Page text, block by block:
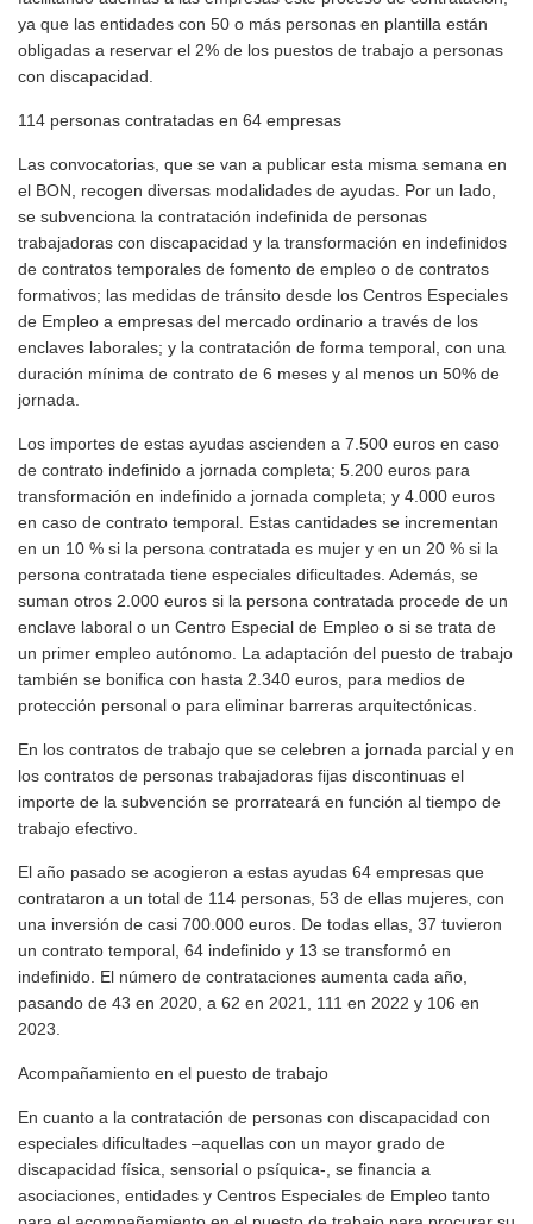
ya que las entidades con 50 o más personas en plantilla están
obligadas a reservar el 2% de los puestos de trabajo a personas
con discapacidad.
114 personas contratadas en 64 empresas
Las convocatorias, que se van a publicar esta misma semana en
el BON, recogen diversas modalidades de ayudas. Por un lado,
se subvenciona la contratación indefinida de personas
trabajadoras con discapacidad y la transformación en indefinidos
de contratos temporales de fomento de empleo o de contratos
formativos; las medidas de tránsito desde los Centros Especiales
de Empleo a empresas del mercado ordinario a través de los
enclaves laborales; y la contratación de forma temporal, con una
duración mínima de contrato de 6 meses y al menos un 50% de
jornada.
Los importes de estas ayudas ascienden a 7.500 euros en caso
de contrato indefinido a jornada completa; 5.200 euros para
transformación en indefinido a jornada completa; y 4.000 euros
en caso de contrato temporal. Estas cantidades se incrementan
en un 10 % si la persona contratada es mujer y en un 20 % si la
persona contratada tiene especiales dificultades. Además, se
suman otros 2.000 euros si la persona contratada procede de un
enclave laboral o un Centro Especial de Empleo o si se trata de
un primer empleo autónomo. La adaptación del puesto de trabajo
también se bonifica con hasta 2.340 euros, para medios de
protección personal o para eliminar barreras arquitectónicas.
En los contratos de trabajo que se celebren a jornada parcial y en
los contratos de personas trabajadoras fijas discontinuas el
importe de la subvención se prorrateará en función al tiempo de
trabajo efectivo.
El año pasado se acogieron a estas ayudas 64 empresas que
contrataron a un total de 114 personas, 53 de ellas mujeres, con
una inversión de casi 700.000 euros. De todas ellas, 37 tuvieron
un contrato temporal, 64 indefinido y 13 se transformó en
indefinido. El número de contrataciones aumenta cada año,
pasando de 43 en 2020, a 62 en 2021, 111 en 2022 y 106 en
2023.
Acompañamiento en el puesto de trabajo
En cuanto a la contratación de personas con discapacidad con
especiales dificultades –aquellas con un mayor grado de
discapacidad física, sensorial o psíquica-, se financia a
asociaciones, entidades y Centros Especiales de Empleo tanto